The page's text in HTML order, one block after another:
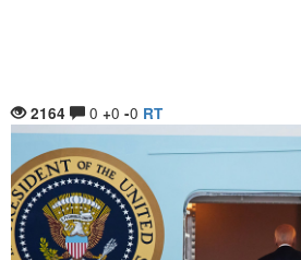
2164 0 +0 -0 RT